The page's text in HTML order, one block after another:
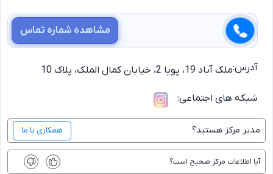
مشاهده شماره تماس
آدرس:ملک آباد 19، پویا 2، خیابان کمال الملک، پلاک 10
شبکه های اجتماعی:
مدیر مرکز هستید؟ همکاری با ما
آیا اطلاعات مرکز صحیح است؟